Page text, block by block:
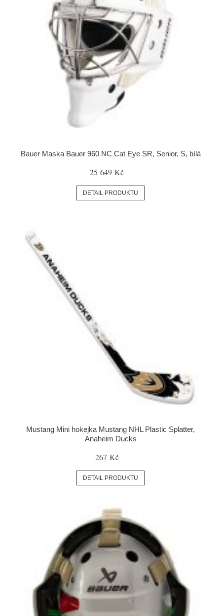
Bauer Maska Bauer 960 NC Cat Eye SR, Senior, S, bílá
25 649 Kč
DETAIL PRODUKTU
Mustang Mini hokejka Mustang NHL Plastic Splatter,
Anaheim Ducks
267 Kč
DETAIL PRODUKTU